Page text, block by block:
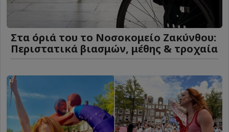
Στα όριά του το Νοσοκομείο Ζακύνθου:
Περιστατικά βιασμών, μέθης & τροχαία